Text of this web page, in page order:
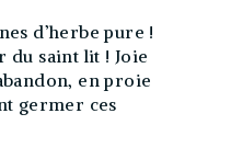
d’herbe pure !
du saint lit ! Joie
en proie
germer ces